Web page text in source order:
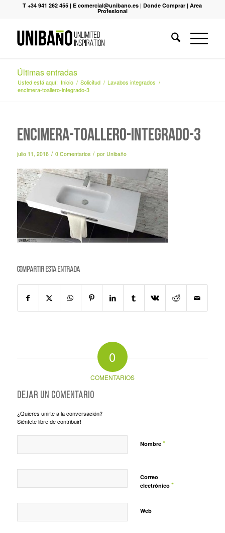
T +34 941 262 455 |E comercial@unibano.es |Donde Comprar |Area
Profesional
Últimas entradas
Usted está aquí: Inicio / Solicitud / Lavabos integrados /
encimera-toallero-integrado-3
encimera-toallero-integrado-3
julio 11, 2016 / 0 Comentarios / por Unibaño
Compartir esta entrada
0
COMENTARIOS
Dejar un comentario
¿Quieres unirte a la conversación?
Siéntete libre de contribuir!
Nombre *
Correo
electrónico *
Web